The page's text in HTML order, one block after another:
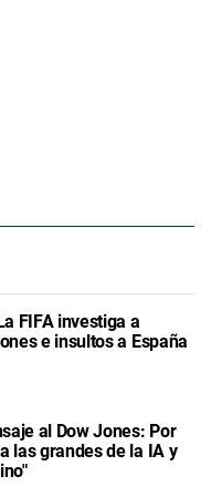
FIFA investiga a
e insultos a España
al Dow Jones: Por
las grandes de la IA y